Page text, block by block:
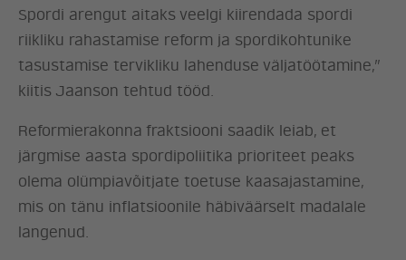
LÖÖ KAASA
KONTAKT
Spordi arengut aitaks veelgi kiirendada spordi
riikliku rahastamise reform ja spordikohtunike
tasustamise tervikliku lahenduse väljatöötamine,”
kiitis Jaanson tehtud tööd.
Reformierakonna fraktsiooni saadik leiab, et
järgmise aasta spordipoliitika prioriteet peaks
olema olümpiavõitjate toetuse kaasajastamine,
mis on tänu inflatsioonile häbiväärselt madalale
langenud.